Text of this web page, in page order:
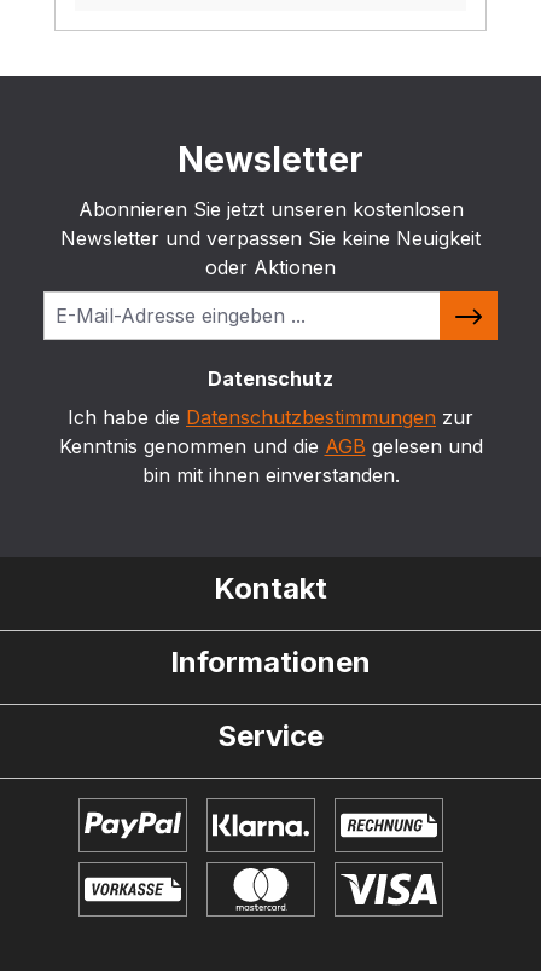
Newsletter
Abonnieren Sie jetzt unseren kostenlosen
Newsletter und verpassen Sie keine Neuigkeit
oder Aktionen
Datenschutz
Ich habe die Datenschutzbestimmungen zur
Kenntnis genommen und die AGB gelesen und
bin mit ihnen einverstanden.
Kontakt
Informationen
Service